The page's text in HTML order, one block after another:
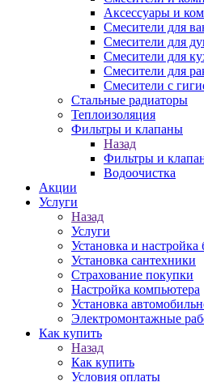
Аксессуары и
Смесители для
Смесители для
Смесители для
Смесители для
Смесители с
Стальные радиаторы
Теплоизоляция
Фильтры и клапаны
Назад
Фильтры и
Водоочистка
Акции
Услуги
Назад
Услуги
Установка и
Установка сантехники
Страхование покупки
Настройка компьютера
Установка
Электромонтажные
Как купить
Назад
Как купить
Условия оплаты